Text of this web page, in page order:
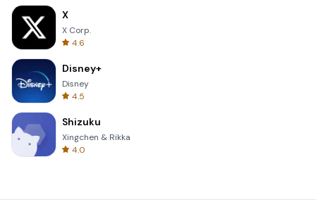
X
X Corp.
4.6
Disney+
Disney
4.5
Shizuku
Xingchen & Rikka
4.0